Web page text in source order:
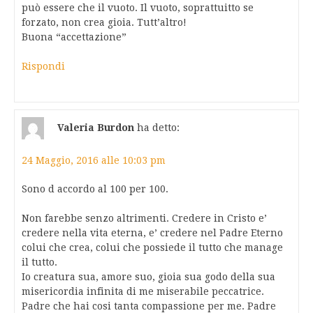
può essere che il vuoto. Il vuoto, soprattuitto se
forzato, non crea gioia. Tutt’altro!
Buona “accettazione”
Rispondi
Valeria Burdon ha detto:
24 Maggio, 2016 alle 10:03 pm
Sono d accordo al 100 per 100.
Non farebbe senzo altrimenti. Credere in Cristo e’
credere nella vita eterna, e’ credere nel Padre Eterno
colui che crea, colui che possiede il tutto che manage
il tutto.
Io creatura sua, amore suo, gioia sua godo della sua
misericordia infinita di me miserabile peccatrice.
Padre che hai cosi tanta compassione per me. Padre